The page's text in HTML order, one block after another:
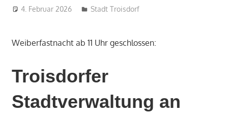
4. Februar 2026 treffpunkt
Stadt Troisdorf
Weiberfastnacht ab 11 Uhr geschlossen:
Troisdorfer
Stadtverwaltung an